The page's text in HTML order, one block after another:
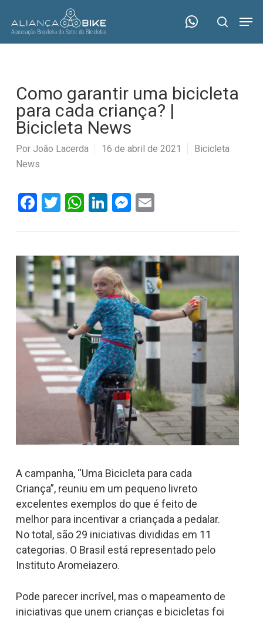
main
search
Como garantir uma bicicleta
para cada criança? |
Bicicleta News
Por João Lacerda 16 de abril de 2021
Bicicleta
News
Facebook
Twitter
WhatsApp
LinkedIn
Messenger
Email
A campanha, “Uma Bicicleta para cada
Criança”, reuniu em um pequeno livreto
excelentes exemplos do que é feito de
melhor para incentivar a criançada a pedalar.
No total, são 29 iniciativas divididas em 11
categorias. O Brasil está representado pelo
Instituto Aromeiazero.
Pode parecer incrível, mas o mapeamento de
iniciativas que unem crianças e bicicletas foi